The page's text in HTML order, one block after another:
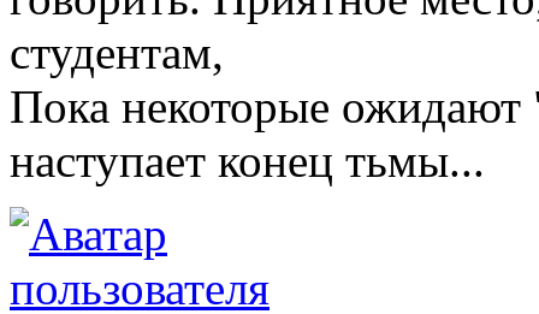
студентам,
Пока некоторые ожидают
наступает конец тьмы...